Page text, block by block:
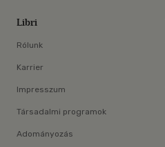
Libri
Rólunk
Karrier
Impresszum
Társadalmi programok
Adományozás